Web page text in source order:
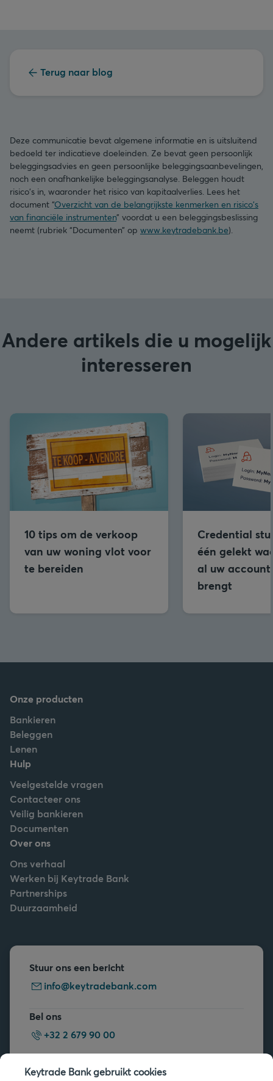
Terug naar blog
Deze communicatie bevat algemene informatie en is uitsluitend
bedoeld ter indicatieve doeleinden. Ze bevat geen persoonlijk
beleggingsadvies en geen persoonlijke beleggingsaanbevelingen,
noch een onafhankelijke beleggingsanalyse. Beleggen houdt
risico's in, waaronder het risico van kapitaalverlies. Lees het
document “Overzicht van de belangrijkste kenmerken en risico's
van financiële instrumenten” voordat u een beleggingsbeslissing
neemt (rubriek “Documenten” op www.keytradebank.be).
Andere artikels die u mogelijk
interesseren
10 tips om de verkoop
van uw woning vlot voor
te bereiden
Credential
één gelekt
al uw
brengt
Onze producten
Bankieren
Beleggen
Lenen
Hulp
Veelgestelde vragen
Contacteer ons
Veilig bankieren
Documenten
Over ons
Ons verhaal
Werken bij Keytrade Bank
Partnerships
Duurzaamheid
Stuur ons een bericht
info@keytradebank.com
Bel ons
+32 2 679 90 00
Vragen?
Keytrade Bank gebruikt cookies